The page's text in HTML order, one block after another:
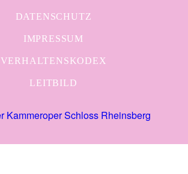
DATENSCHUTZ
IMPRESSUM
VERHALTENSKODEX
LEITBILD